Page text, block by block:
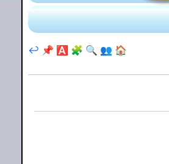
🏠
👥
🔍
🧩
🅰️
📌
↩️